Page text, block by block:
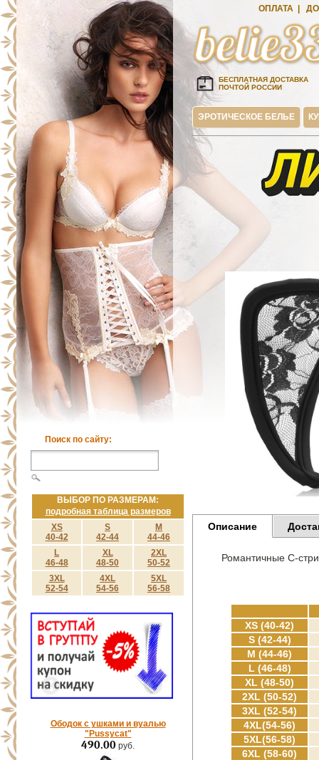
Поиск по сайту:
ВЫБОР ПО РАЗМЕРАМ:
подробная таблица размеров
XS
40-42
S
42-44
M
44-46
L
46-48
XL
48-50
2XL
50-52
3XL
52-54
4XL
54-56
5XL
56-58
Ободок с ушками и вуалью
"Pussycat"
490.00 руб.
ОПЛАТА
БЕСПЛАТНАЯ ДОСТАВКА
ПОЧТОЙ РОССИИ
ЭРОТИЧЕСКОЕ БЕЛЬЕ
Описание
Романтичные С-
XS (40-42)
S (42-44)
M (44-46)
L (46-48)
XL (48-50)
2XL (50-52)
3XL (52-54)
4XL(54-56)
5XL(56-58)
6XL (58-60)